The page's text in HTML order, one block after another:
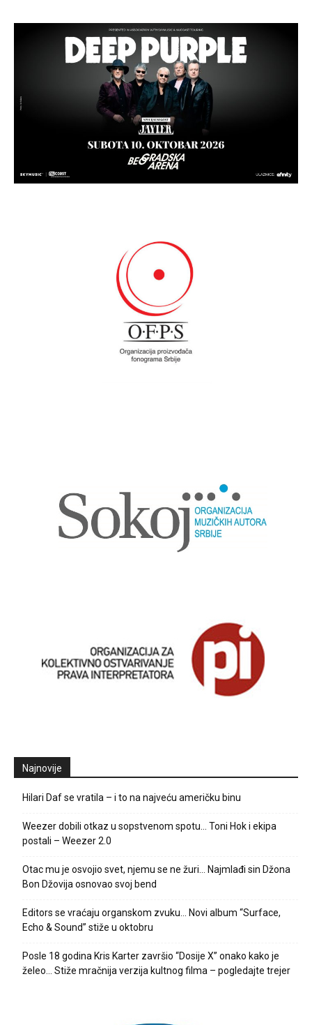
Najnovije
Hilari Daf se vratila – i to na najveću američku binu
Weezer dobili otkaz u sopstvenom spotu… Toni Hok i ekipa
postali – Weezer 2.0
Otac mu je osvojio svet, njemu se ne žuri… Najmlađi sin Džona
Bon Džovija osnovao svoj bend
Editors se vraćaju organskom zvuku… Novi album “Surface,
Echo & Sound” stiže u oktobru
Posle 18 godina Kris Karter završio “Dosije X” onako kako je
želeo… Stiže mračnija verzija kultnog filma – pogledajte trejer